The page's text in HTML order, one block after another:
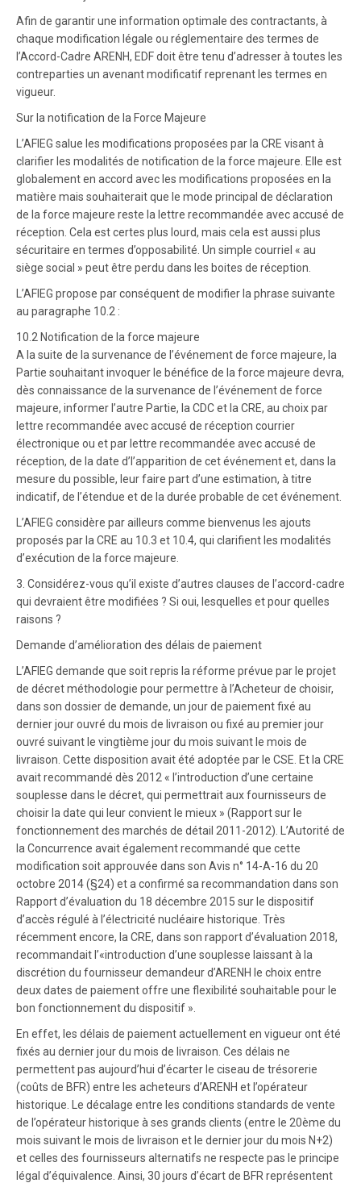
Afin de garantir une information optimale des contractants, à
chaque modification légale ou réglementaire des termes de
l’Accord-Cadre ARENH, EDF doit être tenu d’adresser à toutes les
contreparties un avenant modificatif reprenant les termes en
vigueur.
Sur la notification de la Force Majeure
L’AFIEG salue les modifications proposées par la CRE visant à
clarifier les modalités de notification de la force majeure. Elle est
globalement en accord avec les modifications proposées en la
matière mais souhaiterait que le mode principal de déclaration
de la force majeure reste la lettre recommandée avec accusé de
réception. Cela est certes plus lourd, mais cela est aussi plus
sécuritaire en termes d’opposabilité. Un simple courriel « au
siège social » peut être perdu dans les boites de réception.
L’AFIEG propose par conséquent de modifier la phrase suivante
au paragraphe 10.2 :
10.2 Notification de la force majeure
A la suite de la survenance de l’événement de force majeure, la
Partie souhaitant invoquer le bénéfice de la force majeure devra,
dès connaissance de la survenance de l’événement de force
majeure, informer l’autre Partie, la CDC et la CRE, au choix par
lettre recommandée avec accusé de réception courrier
électronique ou et par lettre recommandée avec accusé de
réception, de la date d’l’apparition de cet événement et, dans la
mesure du possible, leur faire part d’une estimation, à titre
indicatif, de l’étendue et de la durée probable de cet événement.
L’AFIEG considère par ailleurs comme bienvenus les ajouts
proposés par la CRE au 10.3 et 10.4, qui clarifient les modalités
d’exécution de la force majeure.
3. Considérez-vous qu’il existe d’autres clauses de l’accord-cadre
qui devraient être modifiées ? Si oui, lesquelles et pour quelles
raisons ?
Demande d’amélioration des délais de paiement
L’AFIEG demande que soit repris la réforme prévue par le projet
de décret méthodologie pour permettre à l’Acheteur de choisir,
dans son dossier de demande, un jour de paiement fixé au
dernier jour ouvré du mois de livraison ou fixé au premier jour
ouvré suivant le vingtième jour du mois suivant le mois de
livraison. Cette disposition avait été adoptée par le CSE. Et la CRE
avait recommandé dès 2012 « l’introduction d’une certaine
souplesse dans le décret, qui permettrait aux fournisseurs de
choisir la date qui leur convient le mieux » (Rapport sur le
fonctionnement des marchés de détail 2011-2012). L’Autorité de
la Concurrence avait également recommandé que cette
modification soit approuvée dans son Avis n° 14-A-16 du 20
octobre 2014 (§24) et a confirmé sa recommandation dans son
Rapport d’évaluation du 18 décembre 2015 sur le dispositif
d’accès régulé à l’électricité nucléaire historique. Très
récemment encore, la CRE, dans son rapport d’évaluation 2018,
recommandait l’«introduction d’une souplesse laissant à la
discrétion du fournisseur demandeur d’ARENH le choix entre
deux dates de paiement offre une flexibilité souhaitable pour le
bon fonctionnement du dispositif ».
En effet, les délais de paiement actuellement en vigueur ont été
fixés au dernier jour du mois de livraison. Ces délais ne
permettent pas aujourd’hui d’écarter le ciseau de trésorerie
(coûts de BFR) entre les acheteurs d’ARENH et l’opérateur
historique. Le décalage entre les conditions standards de vente
de l’opérateur historique à ses grands clients (entre le 20ème du
mois suivant le mois de livraison et le dernier jour du mois N+2)
et celles des fournisseurs alternatifs ne respecte pas le principe
légal d’équivalence. Ainsi, 30 jours d’écart de BFR représentent